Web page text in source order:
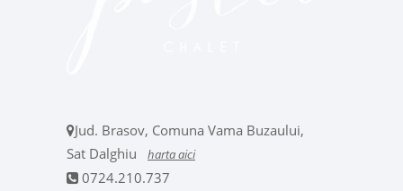
Jud. Brasov, Comuna Vama Buzaului,
Sat Dalghiu
harta aici
0724.210.737